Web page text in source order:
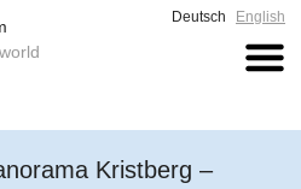
Deutsch English
Kristberg –